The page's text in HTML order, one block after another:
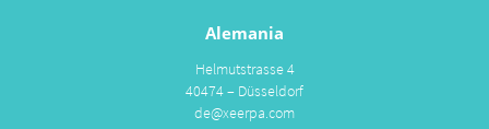
Alemania
Helmutstrasse 4
40474 – Düsseldorf
de@xeerpa.com